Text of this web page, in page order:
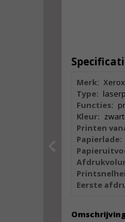
Merk: Xerox
Type:
Functies:
Kleur:
Printen
Papierlade:
Eerste